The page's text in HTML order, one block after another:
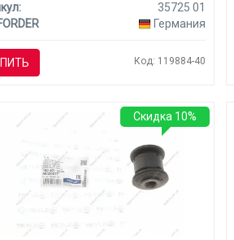
35725 01
Германия
Код: 119884-40
Скидка 10%